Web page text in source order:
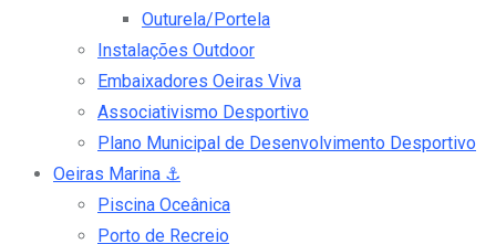
Outurela/Portela
Instalações Outdoor
Embaixadores Oeiras Viva
Associativismo Desportivo
Plano Municipal de Desenvolvimento Desportivo
Oeiras Marina ⚓
Piscina Oceânica
Porto de Recreio